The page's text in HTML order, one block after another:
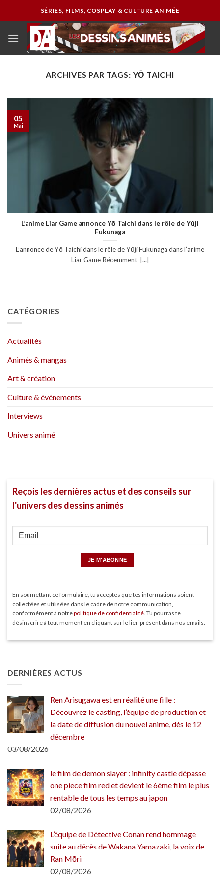
SÉRIES, FILMS, COSPLAY & CULTURE ANIMÉE
ARCHIVES PAR TAGS: YŌ TAICHI
L’anime Liar Game annonce Yō Taichi dans le rôle de Yūji
Fukunaga
L’annonce de Yō Taichi dans le rôle de Yūji Fukunaga dans l’anime
Liar Game Récemment, [...]
05
Mai
CATÉGORIES
Actualités
Animés & mangas
Art & création
Culture & événements
Interviews
Univers animé
Reçois les dernières actus et des conseils sur
l'univers des dessins animés
En soumettant ce formulaire, tu acceptes que tes informations soient
collectées et utilisées dans le cadre de notre communication,
conformément à notrepolitique de confidentialité . Tu pourras te
désinscrire à tout moment en cliquant sur le lien présent dans nos emails.
DERNIÈRES ACTUS
Ren Arisugawa est en réalité une fille :
Découvrez le casting, l’équipe de production et
la date de diffusion du nouvel anime, dès le 12
décembre
03/08/2026
le film de demon slayer : infinity castle dépasse
one piece film red et devient le 6ème film le plus
rentable de tous les temps au japon
02/08/2026
L’équipe de Détective Conan rend hommage
suite au décès de Wakana Yamazaki, la voix de
Ran Mōri
02/08/2026